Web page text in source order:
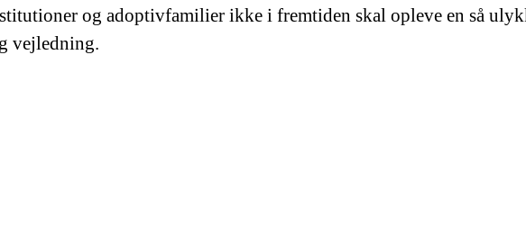
og adoptivfamilier ikke i fremtiden skal opleve en så
vejledning.